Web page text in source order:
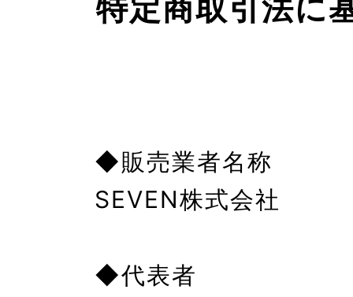
特定商取引法に
◆販売業者名称
SEVEN株式会社
◆代表者